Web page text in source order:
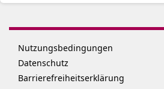
Nutzungsbedingungen
Datenschutz
Barrierefreiheitserklärung